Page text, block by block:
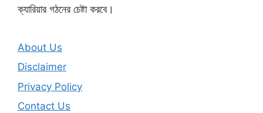
ক্যারিয়ার গঠনের চেষ্টা করবে।
About Us
Disclaimer
Privacy Policy
Contact Us